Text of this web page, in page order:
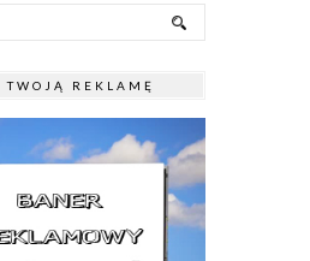
TWOJĄ REKLAMĘ